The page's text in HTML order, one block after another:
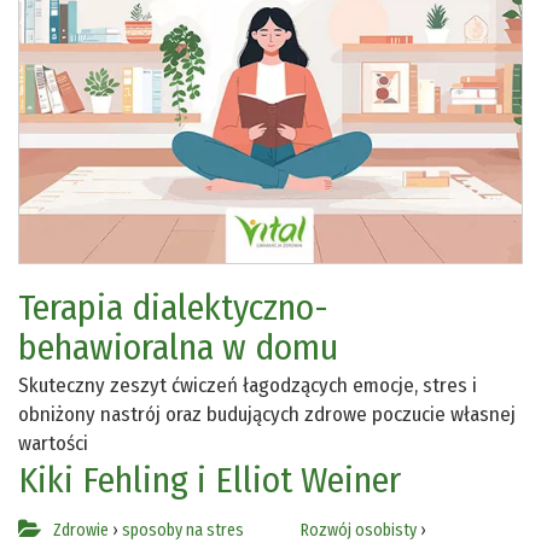
Terapia dialektyczno-
behawioralna w domu
Skuteczny zeszyt ćwiczeń łagodzących emocje, stres i
obniżony nastrój oraz budujących zdrowe poczucie własnej
wartości
Kiki Fehling i Elliot Weiner
Zdrowie › sposoby na stres
Rozwój osobisty›